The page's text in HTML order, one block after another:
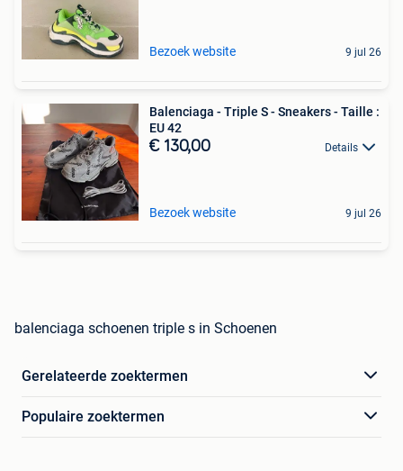
Bezoek website 9 jul 26
Balenciaga - Triple S - Sneakers - Taille :
EU 42
€ 130,00 Details
Bezoek website 9 jul 26
balenciaga schoenen triple s in Schoenen
Gerelateerde zoektermen
Populaire zoektermen